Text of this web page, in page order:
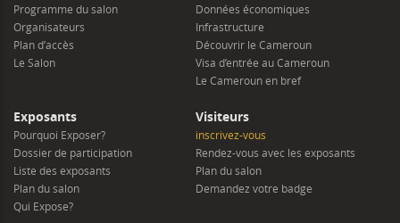
Le Salon
Programme du salon
Organisateurs
Plan d’accès
Le Cameroun en bref
Données économiques
Infrastructure
Découvrir le Cameroun
Visa d’entrée au Cameroun
Exposants
Qui Expose?
Pourquoi Exposer?
Dossier de participation
Liste des exposants
Plan du salon
Visiteurs
Demandez votre badge
inscrivez-vous
Rendez-vous avec les exposants
Plan du salon